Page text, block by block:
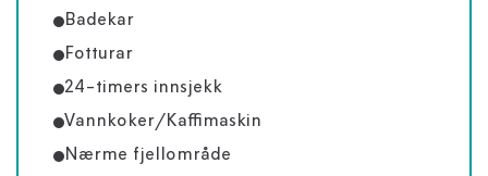
Badekar
Fotturar
24-timers innsjekk
Vannkoker/Kaffimaskin
Nærme fjellområde